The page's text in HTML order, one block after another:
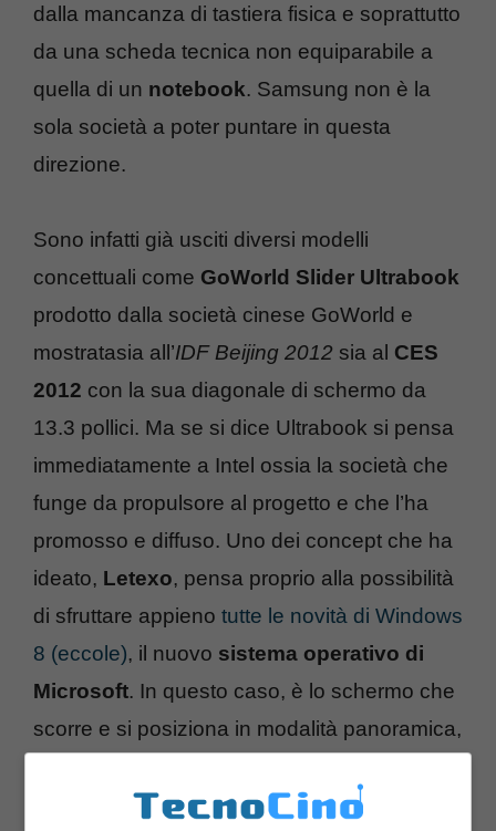
dalla mancanza di tastiera fisica e soprattutto
da una scheda tecnica non equiparabile a
quella di un notebook. Samsung non è la
sola società a poter puntare in questa
direzione.
Sono infatti già usciti diversi modelli
concettuali come GoWorld Slider Ultrabook
prodotto dalla società cinese GoWorld e
mostratasia all’IDF Beijing 2012 sia al CES
2012 con la sua diagonale di schermo da
13.3 pollici. Ma se si dice Ultrabook si pensa
immediatamente a Intel ossia la società che
funge da propulsore al progetto e che l’ha
promosso e diffuso. Uno dei concept che ha
ideato, Letexo, pensa proprio alla possibilità
di sfruttare appieno tutte le novità di Windows
8 (eccole), il nuovo sistema operativo di
Microsoft. In questo caso, è lo schermo che
scorre e si posiziona in modalità panoramica,
intravedono due porteUSB e unaHDMI